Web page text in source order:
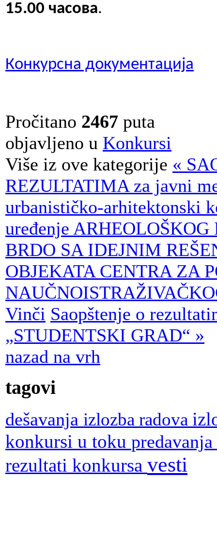
15.00 часова.
Конкурсна документација
Pročitano 2467 puta
objavljeno u Konkursi
Više iz ove kategorije «
REZULTATIMA za javni
urbanističko-arhitektonski
uređenje
BRDO SA IDEJNIM
OBJEKATA CENTRA ZA
Vinči Saopštenje o
„STUDENTSKI GRAD“ »
nazad na vrh
tagovi
dešavanja izlozba radova
konkursi u toku predavanja
rezultati konkursa vesti